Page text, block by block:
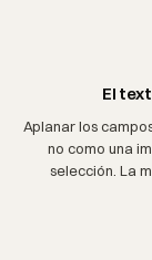
El
Aplanar los
no como una
selección. La